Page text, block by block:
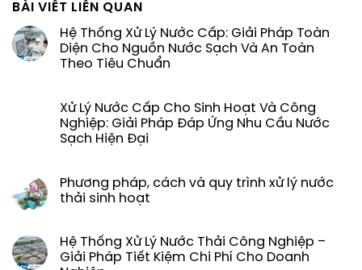
BÀI VIẾT LIÊN QUAN
Hệ Thống Xử Lý Nước Cấp: Giải Pháp Toàn
Diện Cho Nguồn Nước Sạch Và An Toàn
Theo Tiêu Chuẩn
Xử Lý Nước Cấp Cho Sinh Hoạt Và Công
Nghiệp: Giải Pháp Đáp Ứng Nhu Cầu Nước
Sạch Hiện Đại
Phương pháp, cách và quy trình xử lý nước
thải sinh hoạt
Hệ Thống Xử Lý Nước Thải Công Nghiệp –
Giải Pháp Tiết Kiệm Chi Phí Cho Doanh